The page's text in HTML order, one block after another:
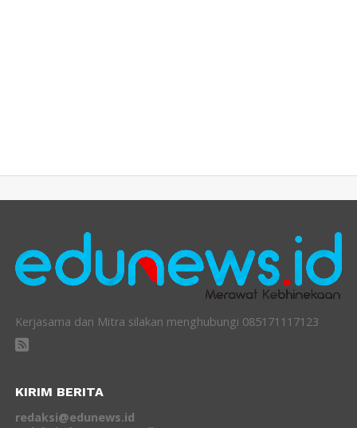
Kerjasama dan Mitra silakan menghubungi 085171117123
KIRIM BERITA
redaksi@edunews.id